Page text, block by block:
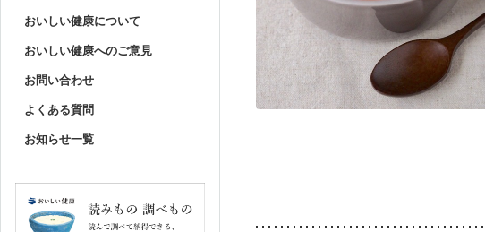
おいしい健康について
おいしい健康へのご意見
お問い合わせ
よくある質問
お知らせ一覧